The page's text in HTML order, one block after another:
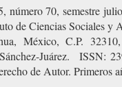
número 70, semestre
de Ciencias Sociales
México, C.P.
Juárez. ISSN:
de Autor. Primeros